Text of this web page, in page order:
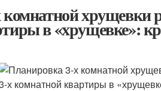
хрущевки
в «хрущевке»: